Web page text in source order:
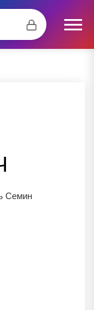
Семин